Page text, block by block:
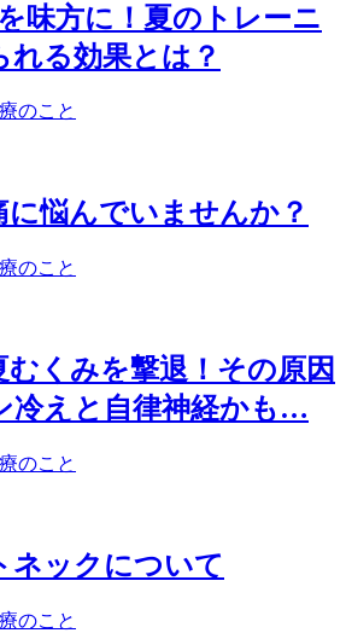
味方に！夏のトレーニ
れる効果とは？
のこと
に悩んでいませんか？
のこと
むくみを撃退！その原因
冷えと自律神経かも…
のこと
ネックについて
のこと